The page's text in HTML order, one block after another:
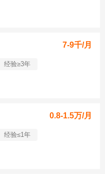
7-9千/月
经验≥3年
0.8-1.5万/月
经验≤1年